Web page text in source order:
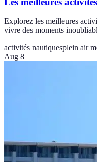
Explorez les meilleures
vivre des moments
activités nautiquesplein air
Aug 8